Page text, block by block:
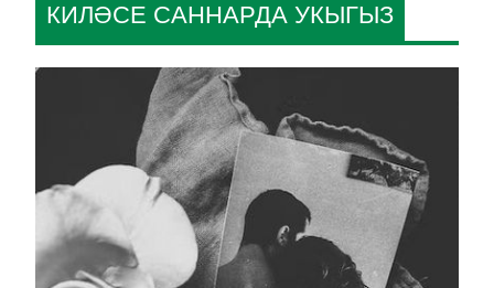
КИЛӘСЕ САННАРДА УКЫГЫЗ